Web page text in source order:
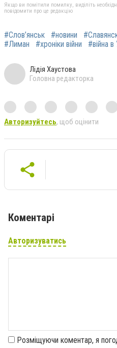
Якщо ви помітили помилку, виділіть
повідомити про це редакцію
#Слов’янськ #новини
#Лиман
#хроніки війни #війна в
Лідія Хаустова
Головна редакторка
Авторизуйтесь, щоб оцінити
Коментарі
Авторизуватись
Розміщуючи коментар, я